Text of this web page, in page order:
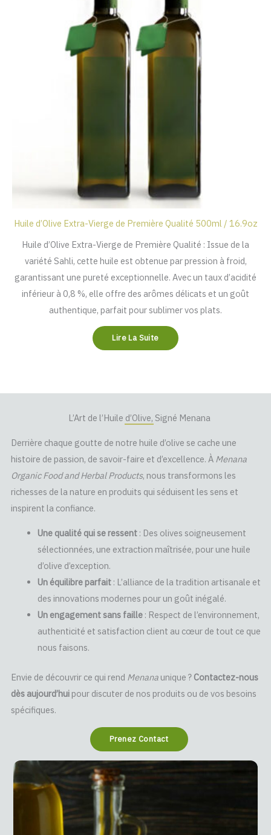
Huile d’Olive Extra-Vierge de Première Qualité 500ml / 16.9oz
Huile d’Olive Extra-Vierge de Première Qualité : Issue de la
variété Sahli, cette huile est obtenue par pression à froid,
garantissant une pureté exceptionnelle. Avec un taux d’acidité
inférieur à 0,8 %, elle offre des arômes délicats et un goût
authentique, parfait pour sublimer vos plats.
Lire La Suite
L’Art de l’Huile d’Olive, Signé Menana
Derrière chaque goutte de notre huile d’olive se cache une
histoire de passion, de savoir-faire et d’excellence. À Menana
Organic Food and Herbal Products, nous transformons les
richesses de la nature en produits qui séduisent les sens et
inspirent la confiance.
Une qualité qui se ressent: Des olives soigneusement
sélectionnées, une extraction maîtrisée, pour une huile
d’olive d’exception.
Un équilibre parfait: L’alliance de la tradition artisanale et
des innovations modernes pour un goût inégalé.
Un engagement sans faille: Respect de l’environnement,
authenticité et satisfaction client au cœur de tout ce que
nous faisons.
Envie de découvrir ce qui rend Menana unique ? Contactez-nous
dès aujourd’hui pour discuter de nos produits ou de vos besoins
spécifiques.
Prenez Contact